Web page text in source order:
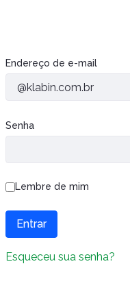
Autenticação
Endereço de e-mail
Senha
Lembre de mim
Entrar
Esqueceu sua senha?